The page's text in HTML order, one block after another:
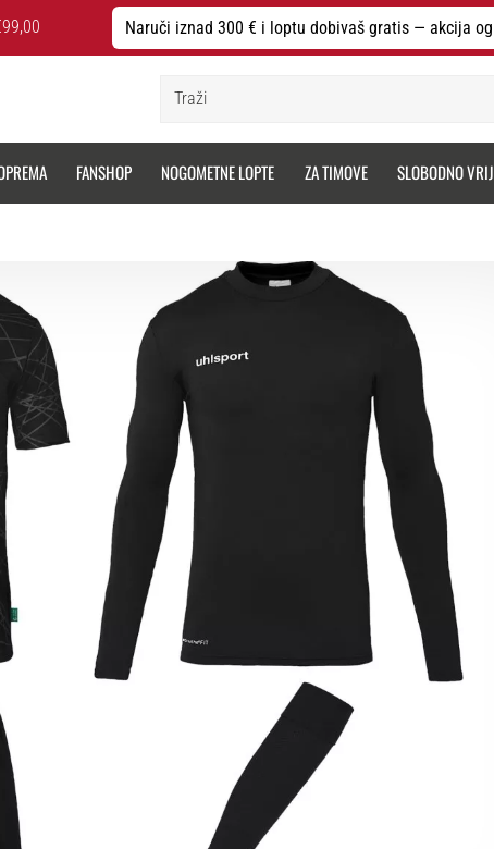
Naruči iznad 300 € i loptu dobivaš gratis — akcija
FANSHOP NOGOMETNE LOPTE ZA TIMOVE SLOBODNO